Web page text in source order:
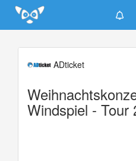
Update cookies preferences
ADticket
Windspiel - Tour